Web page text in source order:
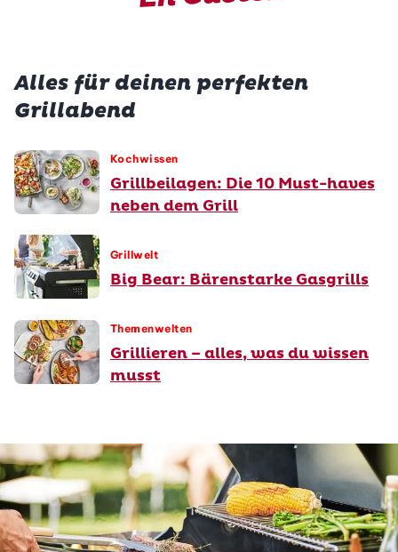
Alles für deinen perfekten
Grillabend
Kochwissen
Grillbeilagen: Die 10 Must-haves
neben dem Grill
Grillwelt
Big Bear: Bärenstarke Gasgrills
Themenwelten
Grillieren – alles, was du wissen
musst